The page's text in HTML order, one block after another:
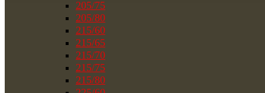
205/75
205/80
215/60
215/65
215/70
215/75
215/80